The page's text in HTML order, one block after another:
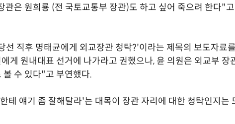
관은 원희룡 (전 국토교통부 장관)도 하고 싶어 죽으려 한다"고
선 직후 명태균에게 외교장관 청탁?'이라는 제목의 보도자료를
게 원내대표 선거에 나가라고 권했으나, 윤 의원은 외교부 장
볼 수 있다"고 부연했다.
테 얘기 좀 잘해달라'는 대목이 장관 자리에 대한 청탁인지는